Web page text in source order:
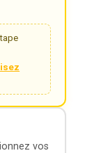
vos